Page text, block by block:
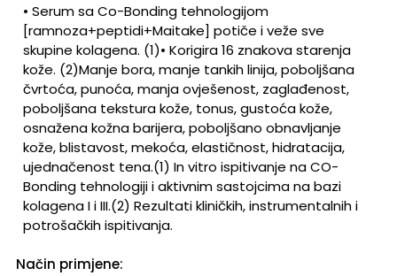
• Serum sa Co-Bonding tehnologijom
[ramnoza+peptidi+Maitake] potiče i veže sve
skupine kolagena. (1)• Korigira 16 znakova starenja
kože. (2)Manje bora, manje tankih linija, poboljšana
čvrtoća, punoća, manja ovješenost, zaglađenost,
poboljšana tekstura kože, tonus, gustoća kože,
osnažena kožna barijera, poboljšano obnavljanje
kože, blistavost, mekoća, elastičnost, hidratacija,
ujednačenost tena.(1) In vitro ispitivanje na CO-
Bonding tehnologiji i aktivnim sastojcima na bazi
kolagena I i III.(2) Rezultati kliničkih, instrumentalnih i
potrošačkih ispitivanja.
Način primjene: